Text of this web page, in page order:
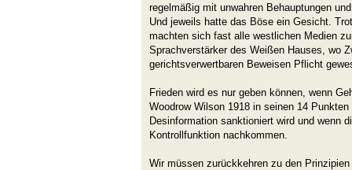
regelmäßig mit unwahren Behauptungen
Und jeweils hatte das Böse ein Gesicht.
machten sich fast alle westlichen Medien
Sprachverstärker des Weißen Hauses, wo
gerichtsverwertbaren Beweisen Pflicht
Frieden wird es nur geben können, wenn
Woodrow Wilson 1918 in seinen 14
Desinformation sanktioniert wird und wenn
Kontrollfunktion nachkommen.
Wir müssen zurückkehren zu den